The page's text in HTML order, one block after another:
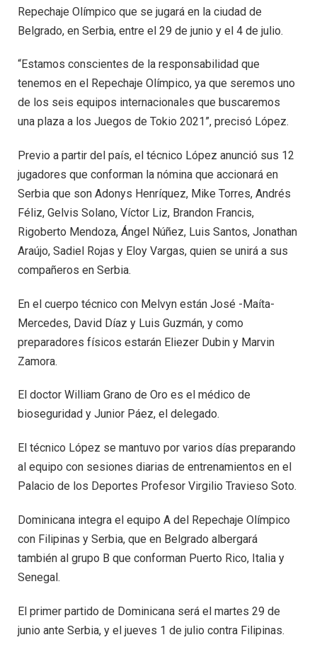
Repechaje Olímpico que se jugará en la ciudad de
Belgrado, en Serbia, entre el 29 de junio y el 4 de julio.
“Estamos conscientes de la responsabilidad que
tenemos en el Repechaje Olímpico, ya que seremos uno
de los seis equipos internacionales que buscaremos
una plaza a los Juegos de Tokio 2021”, precisó López.
Previo a partir del país, el técnico López anunció sus 12
jugadores que conforman la nómina que accionará en
Serbia que son Adonys Henríquez, Mike Torres, Andrés
Féliz, Gelvis Solano, Víctor Liz, Brandon Francis,
Rigoberto Mendoza, Ángel Núñez, Luis Santos, Jonathan
Araújo, Sadiel Rojas y Eloy Vargas, quien se unirá a sus
compañeros en Serbia.
En el cuerpo técnico con Melvyn están José -Maíta-
Mercedes, David Díaz y Luis Guzmán, y como
preparadores físicos estarán Eliezer Dubin y Marvin
Zamora.
El doctor William Grano de Oro es el médico de
bioseguridad y Junior Páez, el delegado.
El técnico López se mantuvo por varios días preparando
al equipo con sesiones diarias de entrenamientos en el
Palacio de los Deportes Profesor Virgilio Travieso Soto.
Dominicana integra el equipo A del Repechaje Olímpico
con Filipinas y Serbia, que en Belgrado albergará
también al grupo B que conforman Puerto Rico, Italia y
Senegal.
El primer partido de Dominicana será el martes 29 de
junio ante Serbia, y el jueves 1 de julio contra Filipinas.